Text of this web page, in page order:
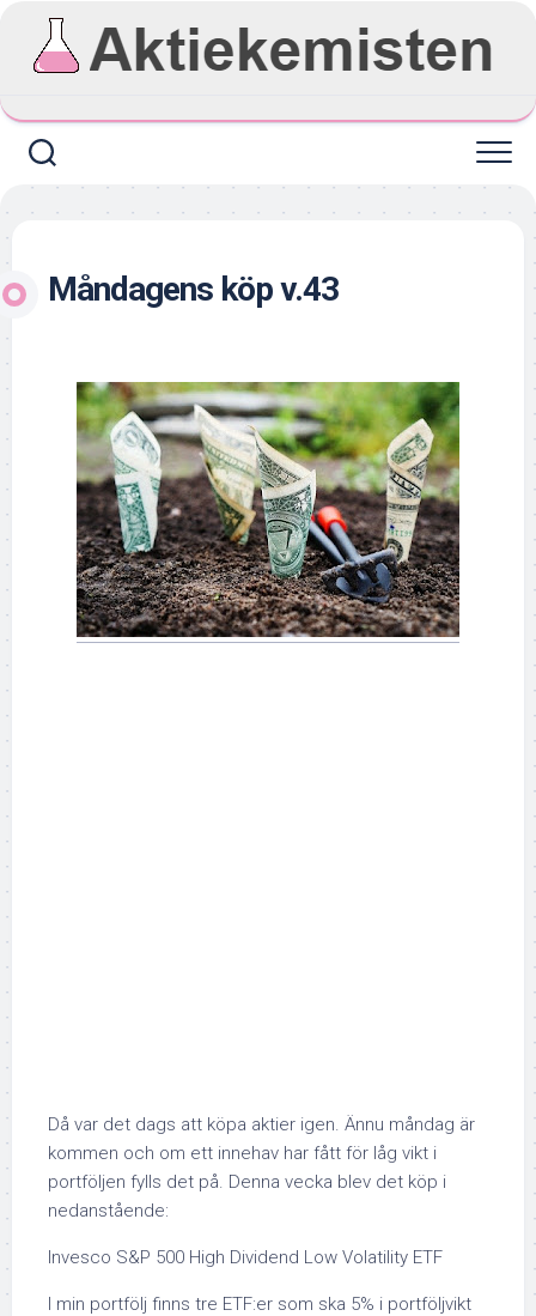
content
Måndagens köp v.43
Då var det dags att köpa aktier igen. Ännu måndag är
kommen och om ett innehav har fått för låg vikt i
portföljen fylls det på. Denna vecka blev det köp i
nedanstående:
Invesco S&P 500 High Dividend Low Volatility ETF
I min portfölj finns tre ETF:er som ska 5% i portföljvikt